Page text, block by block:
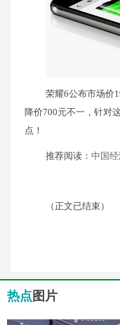
荣耀6公布市场价
降价700元不一，针对
点！
推荐阅读： 中国
（正文已结束）
热点 图片